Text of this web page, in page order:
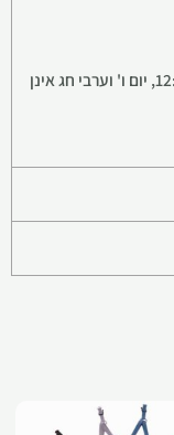
(שימו לב: הזמנות שמתקבלות אחרי השעה 12:00, יום ו' וערבי חג אינן